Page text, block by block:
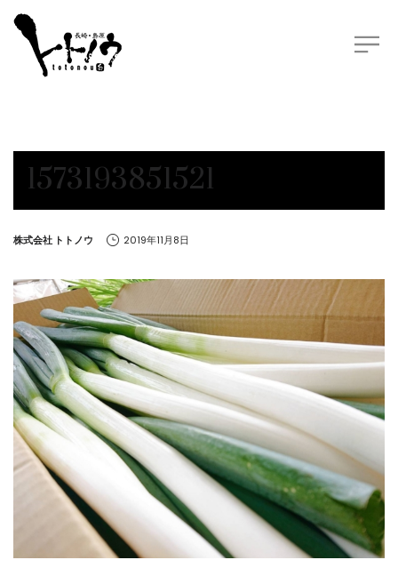
1573193851521
by
株式会社 トトノウ 2019年11月8日